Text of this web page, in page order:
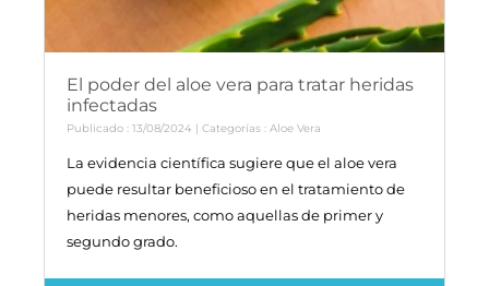
El poder del aloe vera para tratar heridas
infectadas
Publicado : 13/08/2024 | Categorías : Aloe Vera
La evidencia científica sugiere que el aloe vera
puede resultar beneficioso en el tratamiento de
heridas menores, como aquellas de primer y
segundo grado.